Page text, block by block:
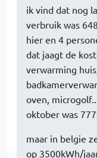
ik vind dat nog
verbruik was
hier en 4
dat jaagt de
verwarming
oven,
oktober was
maar in belgie
op 3500kWh/